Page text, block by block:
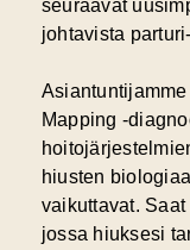
seuraavat
johtavista
Mapping -
hiusten
vaikuttavat.
jossa hiuksesi